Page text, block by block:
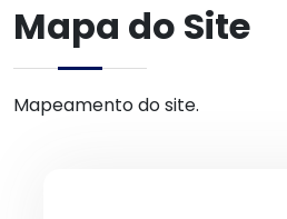
Mapa do Site
Mapeamento do site.